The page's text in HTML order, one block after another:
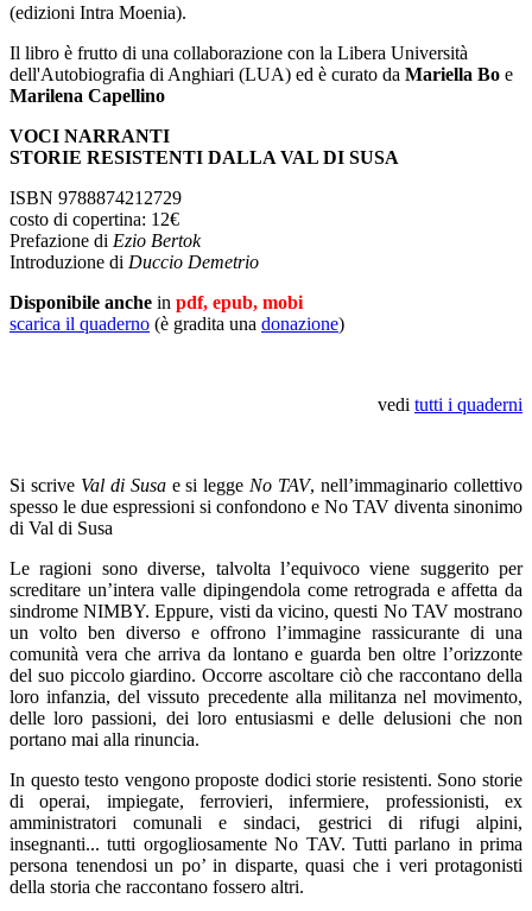
(edizioni Intra Moenia).
Il libro è frutto di una collaborazione con la Libera Università
dell'Autobiografia di Anghiari (LUA) ed è curato da Mariella Bo e
Marilena Capellino
VOCI NARRANTI
STORIE RESISTENTI DALLA VAL DI SUSA
ISBN 9788874212729
costo di copertina: 12€
Prefazione di Ezio Bertok
Introduzione di Duccio Demetrio
Disponibile anche in pdf, epub, mobi
scarica il quaderno (è gradita una donazione)
vedi tutti i quaderni
Si scrive Val di Susae si legge No TAV, nell’immaginario collettivo
spesso le due espressioni si confondono e No TAV diventa sinonimo
di Val di Susa
Le ragioni sono diverse, talvolta l’equivoco viene suggerito per
screditare un’intera valle dipingendola come retrograda e affetta da
sindrome NIMBY. Eppure, visti da vicino, questi No TAV mostrano
un volto ben diverso e offrono l’immagine rassicurante di una
comunità vera che arriva da lontano e guarda ben oltre l’orizzonte
del suo piccolo giardino. Occorre ascoltare ciò che raccontano della
loro infanzia, del vissuto precedente alla militanza nel movimento,
delle loro passioni, dei loro entusiasmi e delle delusioni che non
portano mai alla rinuncia.
In questo testo vengono proposte dodici storie resistenti. Sono storie
di operai, impiegate, ferrovieri, infermiere, professionisti, ex
amministratori comunali e sindaci, gestrici di rifugi alpini,
insegnanti... tutti orgogliosamente No TAV. Tutti parlano in prima
persona tenendosi un po’ in disparte, quasi che i veri protagonisti
della storia che raccontano fossero altri.